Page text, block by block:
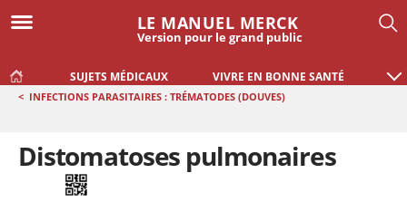
LE MANUEL MERCK
Version pour le grand public
SUJETS MÉDICAUX VIVRE EN BONNE SANTÉ
< INFECTIONS PARASITAIRES : TRÉMATODES (DOUVES)
Distomatoses pulmonaires